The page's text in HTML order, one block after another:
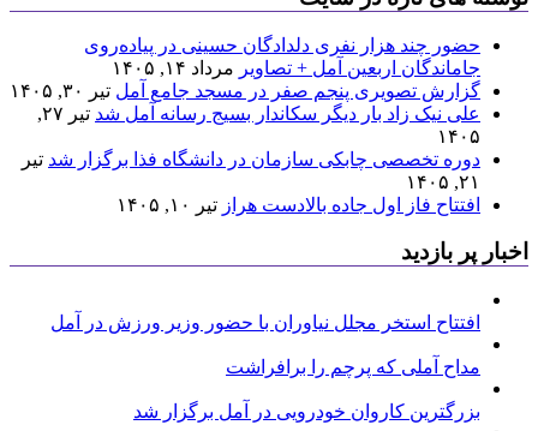
حضور چند هزار نفری دلدادگان حسینی در پیاده‌روی
جاماندگان اربعین آمل + تصاویر مرداد ۱۴, ۱۴۰۵
گزارش تصویری پنجم صفر در مسجد جامع آمل تیر ۳۰, ۱۴۰۵
علی نیک زاد بار دیگر سکاندار بسیج رسانه آمل شد
تیر ۲۷,
۱۴۰۵
دوره تخصصی چابکی سازمان در دانشگاه فذا برگزار شد تیر
۲۱, ۱۴۰۵
افتتاح فاز اول جاده بالادست هراز تیر ۱۰, ۱۴۰۵
اخبار پر بازدید
افتتاح استخر مجلل نیاوران با حضور وزیر ورزش در آمل
مداح آملی که پرچم را برافراشت
بزرگترین کاروان خودرویی در آمل برگزار شد